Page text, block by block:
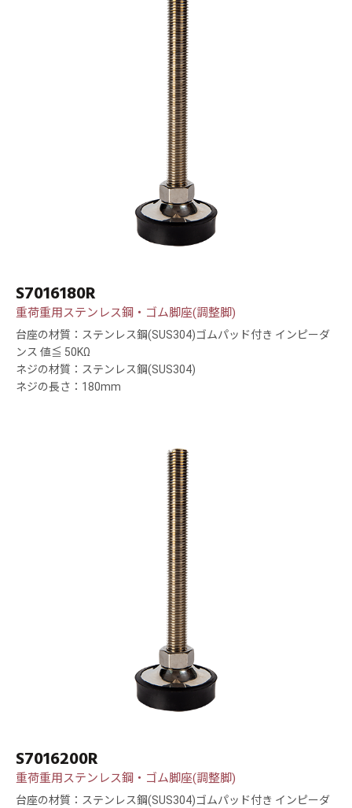
S7016180R
重荷重用ステンレス鋼・ゴム脚座(調整脚)
台座の材質：ステンレス鋼(SUS304)ゴムパッド付き インピーダ
ンス 値≦ 50KΩ
ネジの材質：ステンレス鋼(SUS304)
ネジの長さ：180mm
S7016200R
重荷重用ステンレス鋼・ゴム脚座(調整脚)
台座の材質：ステンレス鋼(SUS304)ゴムパッド付き インピーダ